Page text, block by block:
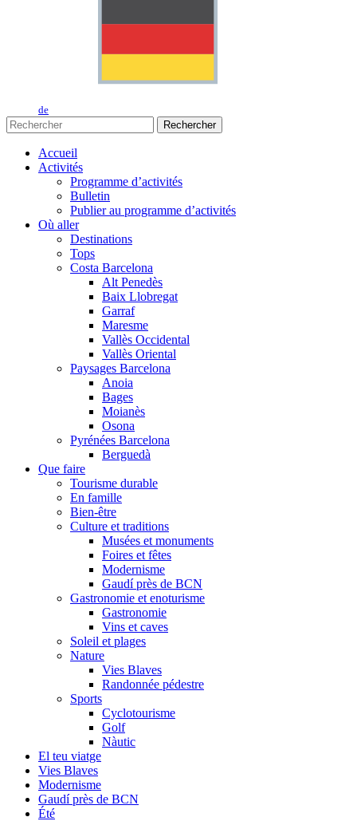
de
Rechercher
Accueil
Activités
Programme d’activités
Bulletin
Publier au programme d’activités
Où aller
Destinations
Tops
Costa Barcelona
Alt Penedès
Baix Llobregat
Garraf
Maresme
Vallès Occidental
Vallès Oriental
Paysages Barcelona
Anoia
Bages
Moianès
Osona
Pyrénées Barcelona
Berguedà
Que faire
Tourisme durable
En famille
Bien-être
Culture et traditions
Musées et monuments
Foires et fêtes
Modernisme
Gaudí près de BCN
Gastronomie et enoturisme
Gastronomie
Vins et caves
Soleil et plages
Nature
Vies Blaves
Randonnée pédestre
Sports
Cyclotourisme
Golf
Nàutic
El teu viatge
Vies Blaves
Modernisme
Gaudí près de BCN
Été